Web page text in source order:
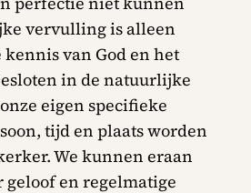
vervulling is alleen
van God en het
in de natuurlijke
eigen specifieke
tijd en plaats worden
We kunnen eraan
geloof en regelmatige